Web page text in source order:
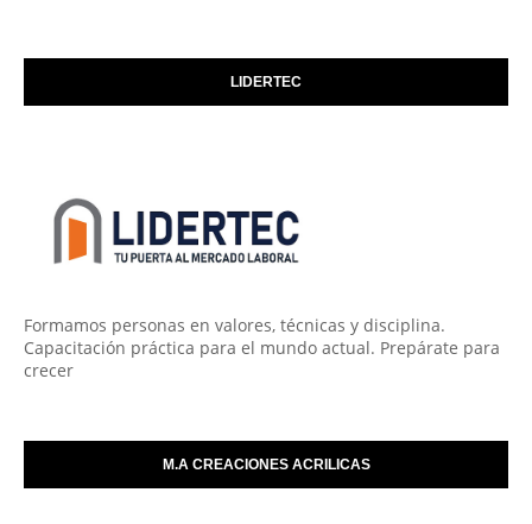
LIDERTEC
Formamos personas en valores, técnicas y disciplina.
Capacitación práctica para el mundo actual. Prepárate para
crecer
M.A CREACIONES ACRILICAS